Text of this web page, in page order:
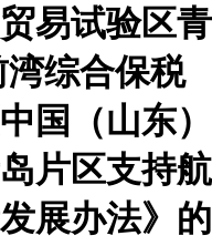
易试验区青
综合保税
国（山东）
片区支持航
展办法》的